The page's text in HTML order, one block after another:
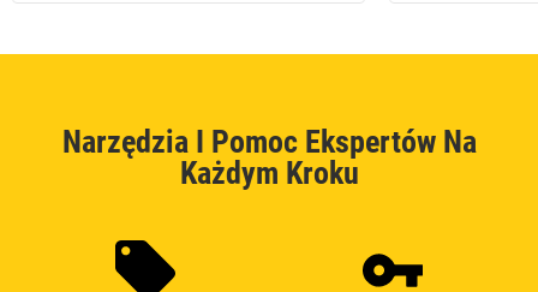
Narzędzia I Pomoc Ekspertów Na
Każdym Kroku